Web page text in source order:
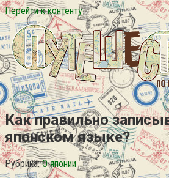
Перейти к контенту
Как правильно
японском языке?
Рубрика: О японии